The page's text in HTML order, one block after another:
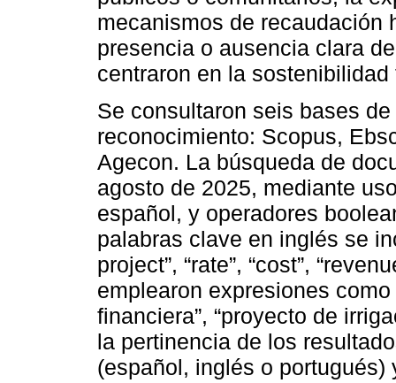
mecanismos de recaudación
presencia o ausencia clara
centraron en la sostenibilidad
Se consultaron seis bases
reconocimiento: Scopus,
Agecon. La búsqueda de
agosto de 2025, mediante
español, y operadores
palabras clave en inglés se
project”, “rate”, “cost”,
emplearon expresiones
financiera”, “proyecto de
la pertinencia de los
(español, inglés o